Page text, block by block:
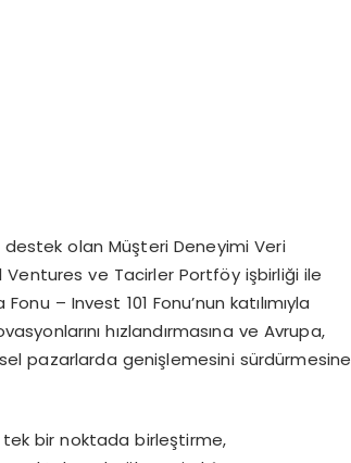
olan Müşteri Deneyimi Veri
Ventures ve Tacirler Portföy işbirliği ile
– Invest 101 Fonu’nun katılımıyla
hızlandırmasına ve Avrupa,
pazarlarda genişlemesini sürdürmesine
tek bir noktada birleştirme,